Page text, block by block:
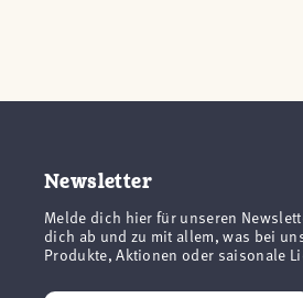
Newsletter
Melde dich hier für unseren
dich ab und zu mit allem, was bei
Produkte, Aktionen oder saisonale